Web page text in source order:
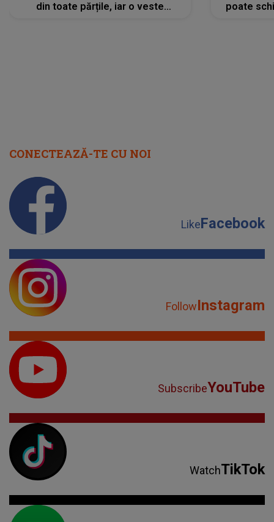
din toate părțile, iar o veste
poate
CONECTEAZĂ-TE CU NOI
LikeFacebook
FollowInstagram
SubscribeYouTube
WatchTikTok